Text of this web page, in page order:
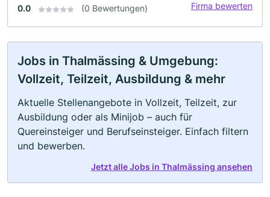
0.0 (0 Bewertungen) Firma bewerten
Jobs in Thalmässing & Umgebung:
Vollzeit, Teilzeit, Ausbildung & mehr
Aktuelle Stellenangebote in Vollzeit, Teilzeit, zur
Ausbildung oder als Minijob – auch für
Quereinsteiger und Berufseinsteiger. Einfach filtern
und bewerben.
Jetzt alle Jobs in Thalmässing ansehen